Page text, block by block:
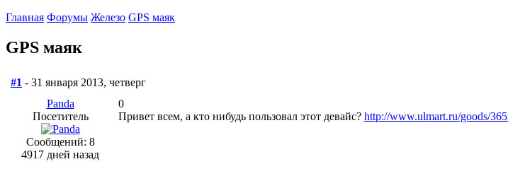
Главная Форумы Железо GPS маяк
GPS маяк
#1 - 31 января 2013, четверг
Panda
Посетитель
Сообщений: 8
4917 дней назад
0
Привет всем, а кто нибудь пользовал этот девайс? http://www.ulmart.ru/goods/